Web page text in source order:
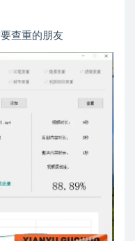
查重的朋友